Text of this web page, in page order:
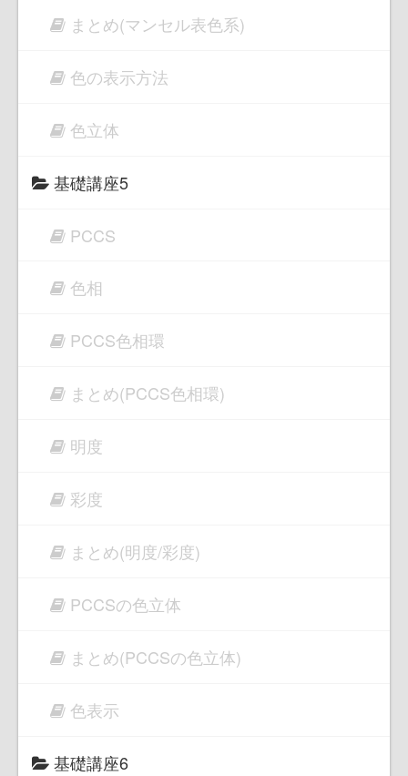
まとめ(マンセル表色系)
色の表示方法
色立体
基礎講座5
PCCS
色相
PCCS色相環
まとめ(PCCS色相環)
明度
彩度
まとめ(明度/彩度)
PCCSの色立体
まとめ(PCCSの色立体)
色表示
基礎講座6